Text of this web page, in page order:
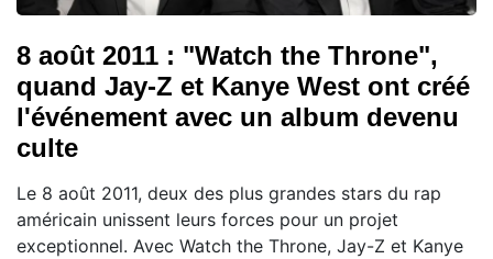
8 août 2011 : "Watch the Throne",
quand Jay-Z et Kanye West ont créé
l'événement avec un album devenu
culte
Le 8 août 2011, deux des plus grandes stars du rap
américain unissent leurs forces pour un projet
exceptionnel. Avec Watch the Throne, Jay-Z et Kanye